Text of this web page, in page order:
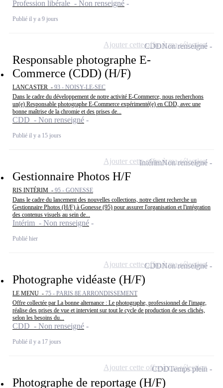
Profession libérale - Non renseigné
Publié il y a 9 jours
Responsable photographe E-
Commerce (CDD) (H/F)
LANCASTER - 93 - NOISY-LE-SEC
Dans le cadre du développement de notre activité E-Commerce, nous recherchons
un(e) Responsable photographe E-Commerce expérimenté(e) en CDD, avec une
bonne maîtrise de la chromie et des prises de...
CDD - Non renseigné
Publié il y a 15 jours
CDDNon renseigné
Ajouter cette offre à ma sélection
Gestionnaire Photos H/F
RIS INTÉRIM - 95 - GONESSE
Dans le cadre du lancement des nouvelles collections, notre client recherche un
Gestionnaire Photos (H/F) à Gonesse (95) pour assurer l'organisation et l'intégration
des contenus visuels au sein de...
Intérim - Non renseigné
Publié hier
IntérimNon renseigné
Ajouter cette offre à ma sélection
Photographe vidéaste (H/F)
LE MENU - 75 - PARIS 8E ARRONDISSEMENT
Offre collectée par La bonne alternance : Le photographe, professionnel de l'image,
réalise des prises de vue et intervient sur tout le cycle de production de ses clichés,
selon les besoins du...
CDD - Non renseigné
Publié il y a 17 jours
CDDNon renseigné
Ajouter cette offre à ma sélection
Photographe de reportage (H/F)
CDDTemps plein
Ajouter cette offre à ma sélection